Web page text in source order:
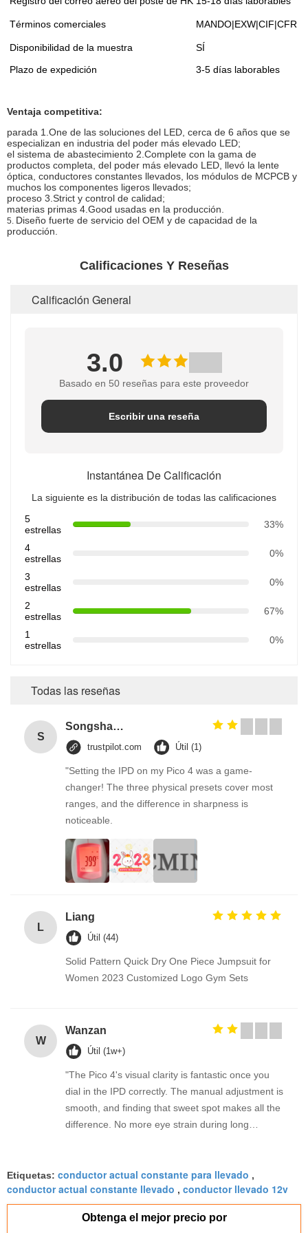
Términos comerciales MANDO|EXW|CIF|CFR
Disponibilidad de la muestra
SÍ
Plazo de expedición
3-5 días laborables
Ventaja competitiva:
parada 1.One de las soluciones del LED, cerca de 6 años que se
especializan en industria del poder más elevado LED;
el sistema de abastecimiento 2.Complete con la gama de
productos completa, del poder más elevado LED, llevó la lente
óptica, conductores constantes llevados, los módulos de MCPCB y
muchos los componentes ligeros llevados;
proceso 3.Strict y control de calidad;
materias primas 4.Good usadas en la producción.
5. Diseño fuerte de servicio del OEM y de capacidad de la
producción.
Calificaciones Y Reseñas
Calificación General
3.0
Basado en 50 reseñas para este proveedor
Escribir una reseña
Instantánea De Calificación
La siguiente es la distribución de todas las calificaciones
5
estrellas
33%
4
estrellas
0%
3
estrellas
0%
2
estrellas
67%
1
estrellas
0%
Todas las reseñas
S
Songshang
trustpilot.com Útil (1)
"Setting the IPD on my Pico 4 was a game-
changer! The three physical presets cover most
ranges, and the difference in sharpness is
noticeable.
L
Liang
Útil (44)
Solid Pattern Quick Dry One Piece Jumpsuit for
Women 2023 Customized Logo Gym Sets
W
Wanzan
Útil (1w+)
"The Pico 4's visual clarity is fantastic once you
dial in the IPD correctly. The manual adjustment is
smooth, and finding that sweet spot makes all the
difference. No more eye strain during long
fantastic once you dial in the IPD correctly. The
manual adjustment is smooth, and finding that
sweet spot makes all the difference. No more eye
strain during long sessions. Highly recommend
Etiquetas: conductor actual constante para llevado ,
conductor actual constante llevado , conductor llevado 12v
Obtenga el mejor precio por